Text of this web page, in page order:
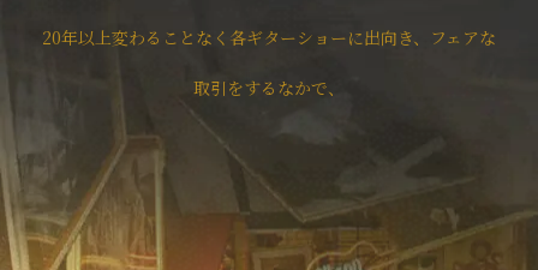
20年以上変わることなく各ギターショーに出向き、フェアな
取引をするなかで、